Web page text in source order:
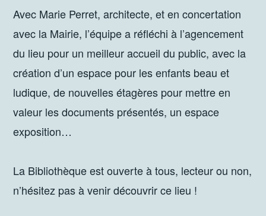
Avec Marie Perret, architecte, et en concertation
avec la Mairie, l’équipe a réfléchi à l’agencement
du lieu pour un meilleur accueil du public, avec la
création d’un espace pour les enfants beau et
ludique, de nouvelles étagères pour mettre en
valeur les documents présentés, un espace
exposition…
La Bibliothèque est ouverte à tous, lecteur ou non,
n’hésitez pas à venir découvrir ce lieu !